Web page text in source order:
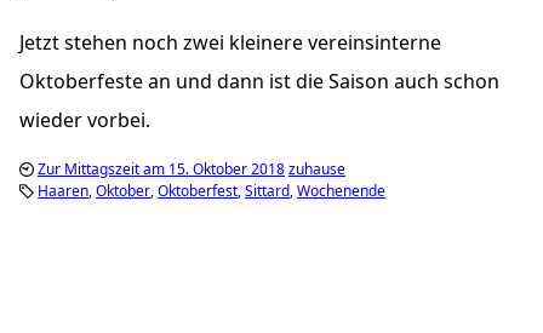
Jetzt stehen noch zwei kleinere vereinsinterne
Oktoberfeste an und dann ist die Saison auch schon
wieder vorbei.
Zur Mittagszeit am 15. Oktober 2018zuhause
Haaren Oktober Oktoberfest Sittard Wochenende